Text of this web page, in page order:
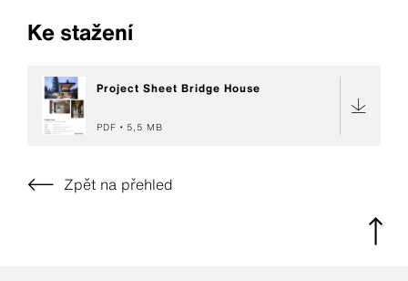
Ke stažení
Project Sheet Bridge House
PDF 5,5 MB
Zpět na přehled